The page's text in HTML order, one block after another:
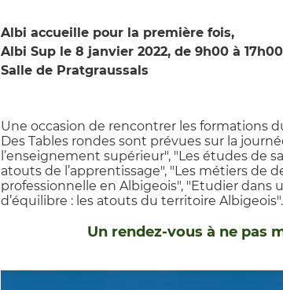
Albi accueille pour la première fois,
Albi Sup le 8 janvier 2022, de 9h00 à 17h00
Salle de Pratgraussals
Une occasion de rencontrer les formations
Des Tables rondes sont prévues sur la
l’enseignement supérieur", "Les études de
atouts de l’apprentissage", "Les métiers de
professionnelle en Albigeois", "Etudier dans
d’équilibre : les atouts du territoire Albigeois".
Un rendez-vous à ne pas